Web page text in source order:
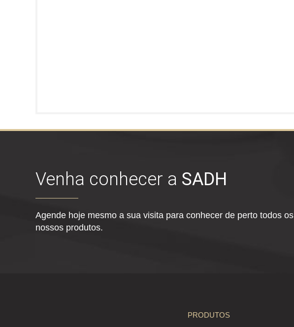
Venha conhecer a SADH
Agende hoje mesmo a sua visita para conhecer de perto todos os
nossos produtos.
PRODUTOS